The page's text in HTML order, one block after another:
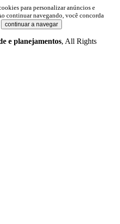
para personalizar anúncios e
continuar navegando, você concorda
continuar a navegar
e planejamentos, All Rights